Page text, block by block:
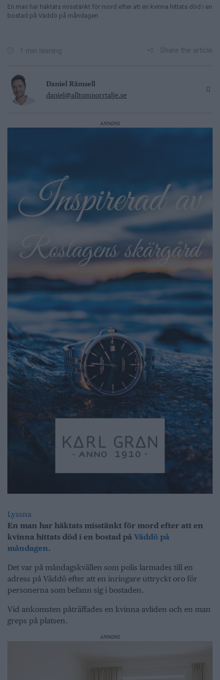
En man har häktats misstänkt för mord efter att en kvinna hittats död i en
bostad på Väddö på måndagen.
1 min läsning Share the article
Daniel Rämsell
daniel@alltomnorrtalje.se
ANNONS
Lyssna
En man har häktats misstänkt för mord efter att en
kvinna hittats död i en bostad på Väddö på
måndagen.
Det var på måndagskvällen som polis larmades till en
adress på Väddö efter att en inringare uttryckt oro för
personerna som befann sig i bostaden.
Vid ankomsten påträffades en kvinna avliden och en man
greps på platsen.
ANNONS